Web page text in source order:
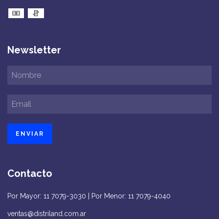
Newsletter
Contacto
Por Mayor: 11 7079-3030 | Por Menor: 11 7079-4040
ventas@distriland.com.ar